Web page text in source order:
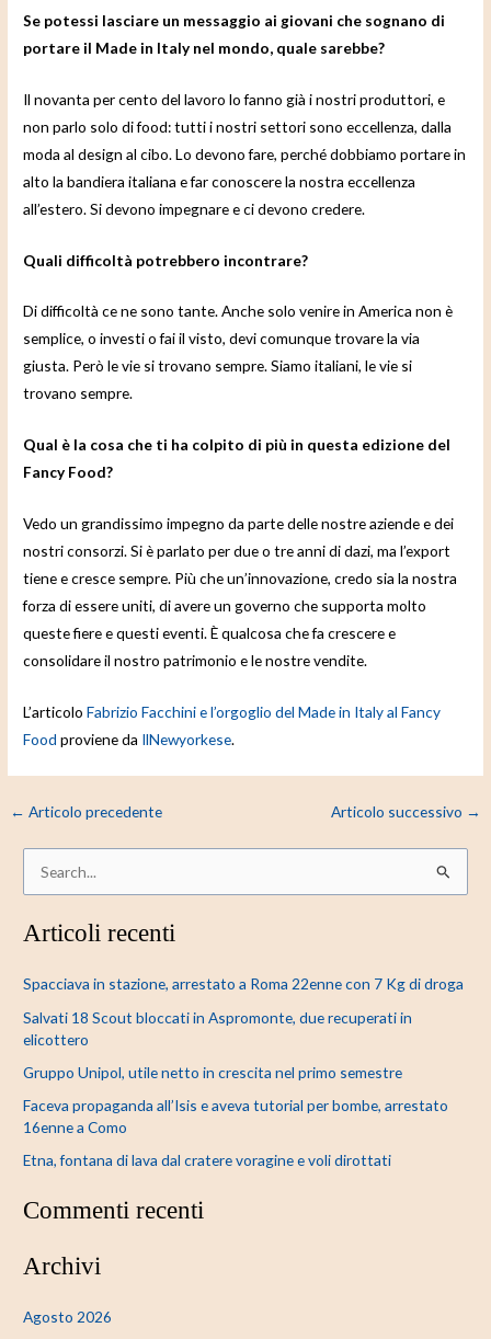
Se potessi lasciare un messaggio ai giovani che sognano di
portare il Made in Italy nel mondo, quale sarebbe?
Il novanta per cento del lavoro lo fanno già i nostri produttori, e
non parlo solo di food: tutti i nostri settori sono eccellenza, dalla
moda al design al cibo. Lo devono fare, perché dobbiamo portare in
alto la bandiera italiana e far conoscere la nostra eccellenza
all’estero. Si devono impegnare e ci devono credere.
Quali difficoltà potrebbero incontrare?
Di difficoltà ce ne sono tante. Anche solo venire in America non è
semplice, o investi o fai il visto, devi comunque trovare la via
giusta. Però le vie si trovano sempre. Siamo italiani, le vie si
trovano sempre.
Qual è la cosa che ti ha colpito di più in questa edizione del
Fancy Food?
Vedo un grandissimo impegno da parte delle nostre aziende e dei
nostri consorzi. Si è parlato per due o tre anni di dazi, ma l’export
tiene e cresce sempre. Più che un’innovazione, credo sia la nostra
forza di essere uniti, di avere un governo che supporta molto
queste fiere e questi eventi. È qualcosa che fa crescere e
consolidare il nostro patrimonio e le nostre vendite.
L’articoloFabrizio Facchini e l’orgoglio del Made in Italy al Fancy
Food proviene da IlNewyorkese.
← Articolo precedente Articolo successivo →
r
a
:
Articoli recenti
Spacciava in stazione, arrestato a Roma 22enne con 7 Kg di droga
Salvati 18 Scout bloccati in Aspromonte, due recuperati in
elicottero
Gruppo Unipol, utile netto in crescita nel primo semestre
Faceva propaganda all’Isis e aveva tutorial per bombe, arrestato
16enne a Como
Etna, fontana di lava dal cratere voragine e voli dirottati
Commenti recenti
Archivi
Agosto 2026